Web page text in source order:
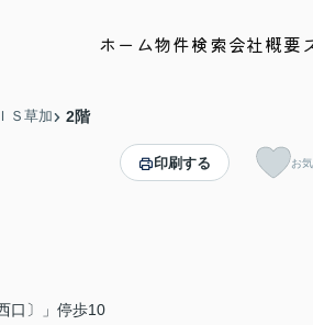
ホーム物件検索会社概要
Ｓ草加 2階
口〕」停歩10
印刷する お